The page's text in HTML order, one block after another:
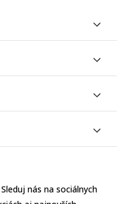
nás na sociálnych